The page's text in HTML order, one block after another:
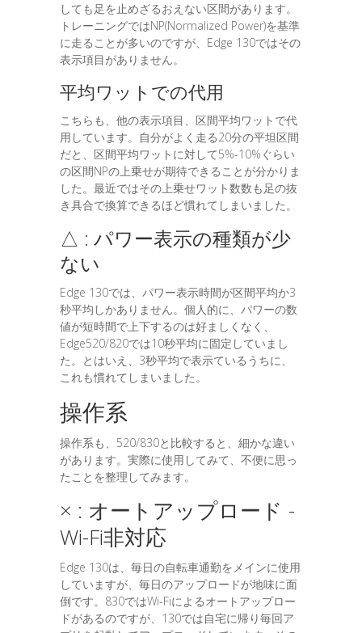
しても足を止めざるおえない区間があります。
トレーニングではNP(Normalized Power)を基準
に走ることが多いのですが、Edge 130ではその
表示項目がありません。
平均ワットでの代用
こちらも、他の表示項目、区間平均ワットで代
用しています。自分がよく走る20分の平坦区間
だと、区間平均ワットに対して5%-10%ぐらい
の区間NPの上乗せが期待できることが分かりま
した。最近ではその上乗せワット数数も足の抜
き具合で換算できるほど慣れてしまいました。
△ : パワー表示の種類が少
ない
Edge 130では、パワー表示時間が区間平均か3
秒平均しかありません。個人的に、パワーの数
値が短時間で上下するのは好ましくなく、
Edge520/820では10秒平均に固定していまし
た。とはいえ、3秒平均で表示ているうちに、
これも慣れてしまいました。
操作系
操作系も、520/830と比較すると、細かな違い
があります。実際に使用してみて、不便に思っ
たことを整理してみます。
× : オートアップロード -
Wi-Fi非対応
Edge 130は、毎日の自転車通勤をメインに使用
していますが、毎日のアップロードが地味に面
倒です。830ではWi-Fiによるオートアップロー
ドがあるのですが、130では自宅に帰り毎回ア